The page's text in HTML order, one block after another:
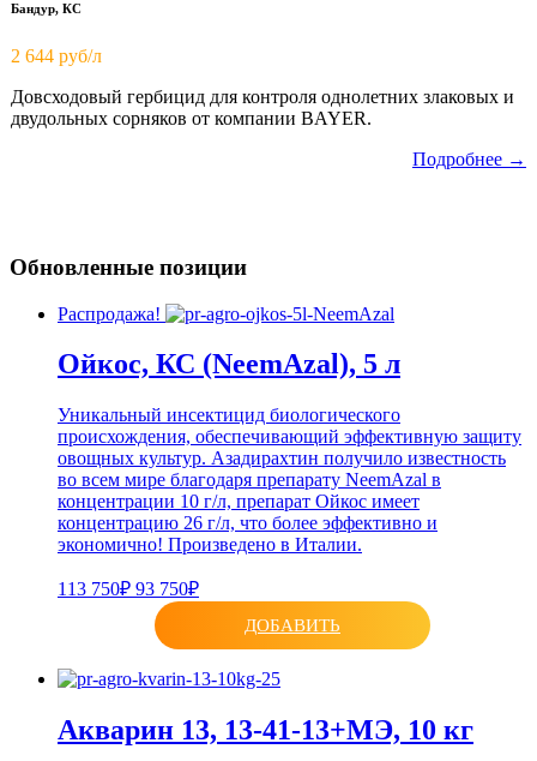
Бандур, КС
2 644 руб/л
Довсходовый гербицид для контроля однолетних злаковых и
двудольных сорняков от компании BAYER.
Подробнее →
Обновленные позиции
Распродажа!
Ойкос, КС (NeemAzal), 5 л
Уникальный инсектицид биологического
происхождения, обеспечивающий эффективную защиту
овощных культур. Азадирахтин получило известность
во всем мире благодаря препарату NeemAzal в
концентрации 10 г/л, препарат Ойкос имеет
концентрацию 26 г/л, что более эффективно и
экономично! Произведено в Италии.
113 750₽ 93 750₽
ДОБАВИТЬ
Акварин 13, 13-41-13+МЭ, 10 кг